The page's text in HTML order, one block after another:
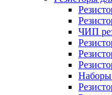
ЧИП
Наборы